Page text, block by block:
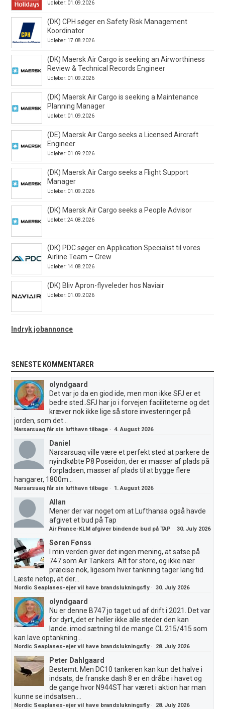
Udløber: 01.09.2026
(DK) CPH søger en Safety Risk Management
Koordinator
Udløber: 17.08.2026
(DK) Maersk Air Cargo is seeking an Airworthiness
Review & Technical Records Engineer
Udløber: 01.09.2026
(DK) Maersk Air Cargo is seeking a Maintenance
Planning Manager
Udløber: 01.09.2026
(DE) Maersk Air Cargo seeks a Licensed Aircraft
Engineer
Udløber: 01.09.2026
(DK) Maersk Air Cargo seeks a Flight Support
Manager
Udløber: 01.09.2026
(DK) Maersk Air Cargo seeks a People Advisor
Udløber: 24.08.2026
(DK) PDC søger en Application Specialist til vores
Airline Team – Crew
Udløber: 14.08.2026
(DK) Bliv Apron-flyveleder hos Naviair
Udløber: 01.09.2026
Indryk jobannonce
SENESTE KOMMENTARER
olyndgaard
Det var jo da en giod ide, men mon ikke SFJ er et
bedre sted..SFJ har jo i forvejen faciliteterne og det
kræver nok ikke lige så store investeringer på
jorden, som det...
Narsarsuaq får sin lufthavn tilbage ·4. August 2026
Daniel
Narsarsuaq ville være et perfekt sted at parkere de
nyindkøbte P8 Poseidon, der er masser af plads på
forpladsen, masser af plads til at bygge flere
hangarer, 1800m...
Narsarsuaq får sin lufthavn tilbage · 1. August 2026
Allan
Mener der var noget om at Lufthansa også havde
afgivet et bud på Tap
Air France-KLM afgiver bindende bud på TAP ·30. July 2026
Søren Fønss
I min verden giver det ingen mening, at satse på
747 som Air Tankers. Alt for store, og ikke nær
præcise nok, ligesom hver tankning tager lang tid.
Læste netop, at der...
Nordic Seaplanes-ejer vil have brandslukningsfly ·30. July 2026
olyndgaard
Nu er denne B747 jo taget ud af drift i 2021. Det var
for dyrt,,det er heller ikke alle steder den kan
lande..imod sætning til de mange CL 215/415 som
kan lave optankning...
Nordic Seaplanes-ejer vil have brandslukningsfly · 28. July 2026
Peter Dahlgaard
Bestemt. Men DC10 tankeren kan kun det halve i
indsats, de franske dash 8 er en dråbe i havet og
de gange hvor N944ST har været i aktion har man
kunne se indsatsen....
Nordic Seaplanes-ejer vil have brandslukningsfly · 28. July 2026